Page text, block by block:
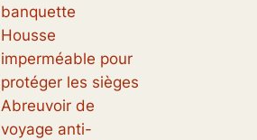
banquette
Housse
imperméable pour
protéger les sièges
Abreuvoir de
voyage anti-